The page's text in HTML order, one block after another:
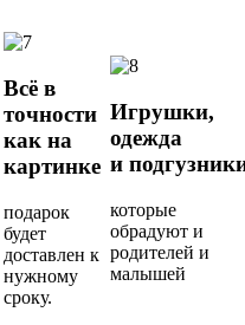
Всё в
точности
как на
картинке
подарок
будет
доставлен к
нужному
сроку.
Игрушки,
одежда
и
которые
обрадуют и
родителей и
малышей